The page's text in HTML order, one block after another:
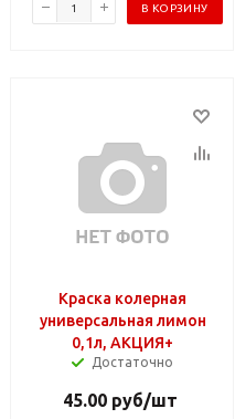
В КОРЗИНУ
Краска колерная
универсальная лимон
0,1л, АКЦИЯ+
Достаточно
45.00 руб/шт